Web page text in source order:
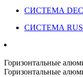
СИСТЕМА
СИСТЕМА
Горизонтальные
Горизонтальные